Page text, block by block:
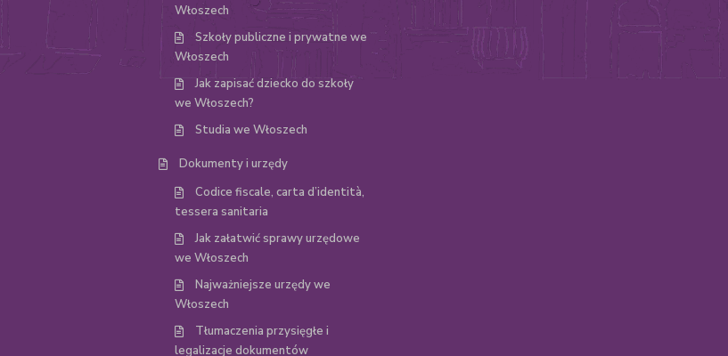
Włoszech
Szkoły publiczne i prywatne we
Włoszech
Jak zapisać dziecko do szkoły
we Włoszech?
Studia we Włoszech
Dokumenty i urzędy
Codice fiscale, carta d’identità,
tessera sanitaria
Jak załatwić sprawy urzędowe
we Włoszech
Najważniejsze urzędy we
Włoszech
Tłumaczenia przysięgłe i
legalizacje dokumentów